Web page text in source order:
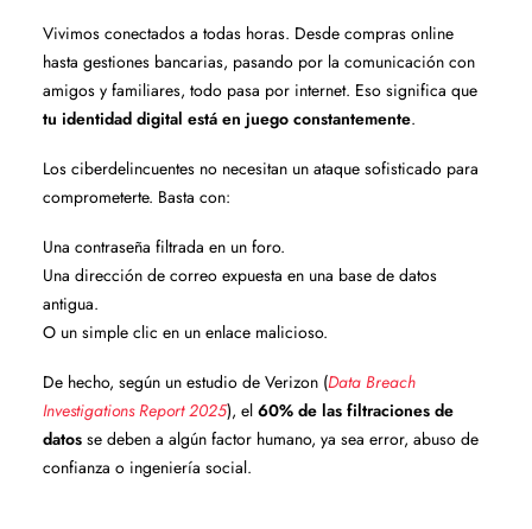
Vivimos conectados a todas horas. Desde compras online
hasta gestiones bancarias, pasando por la comunicación con
amigos y familiares, todo pasa por internet. Eso significa que
tu identidad digital está en juego constantemente.
Los ciberdelincuentes no necesitan un ataque sofisticado para
comprometerte. Basta con:
Una contraseña filtrada en un foro.
Una dirección de correo expuesta en una base de datos
antigua.
O un simple clic en un enlace malicioso.
De hecho, según un estudio de Verizon (Data Breach
Investigations Report 2025), el 60% de las filtraciones de
datos se deben a algún factor humano, ya sea error, abuso de
confianza o ingeniería social.